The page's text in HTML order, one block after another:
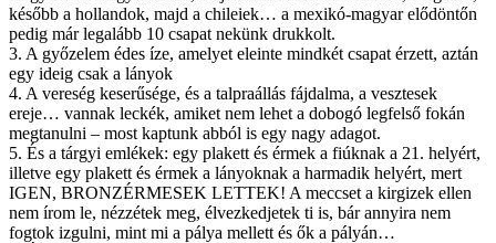
később a hollandok, majd a chileiek… a mexikó-magyar elődöntőn
pedig már legalább 10 csapat nekünk drukkolt.
3. A győzelem édes íze, amelyet eleinte mindkét csapat érzett, aztán
egy ideig csak a lányok
4. A vereség keserűsége, és a talpraállás fájdalma, a vesztesek
ereje… vannak leckék, amiket nem lehet a dobogó legfelső fokán
megtanulni – most kaptunk abból is egy nagy adagot.
5. És a tárgyi emlékek: egy plakett és érmek a fiúknak a 21. helyért,
illetve egy plakett és érmek a lányoknak a harmadik helyért, mert
IGEN, BRONZÉRMESEK LETTEK! A meccset a kirgizek ellen
nem írom le, nézzétek meg, élvezkedjetek ti is, bár annyira nem
fogtok izgulni, mint mi a pálya mellett és ők a pályán…